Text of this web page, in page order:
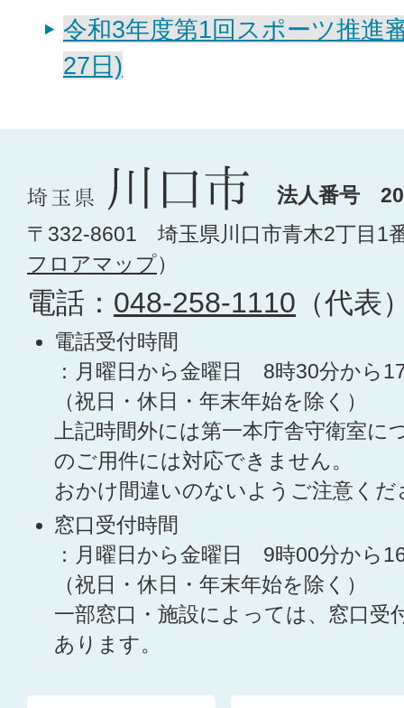
令和3年度第1回スポーツ推進
27日)
法人番号
〒332-8601 埼玉県川口市青木2丁目1
フロアマップ）
電話： 048-258-1110 （代表
電話受付時間
：月曜日から金曜日 8時30分から
（祝日・休日・年末年始を除く）
上記時間外には第一本庁舎守衛室に
のご用件には対応できません。
おかけ間違いのないようご注意くだ
窓口受付時間
：月曜日から金曜日 9時00分から
（祝日・休日・年末年始を除く）
一部窓口・施設によっては、窓口受
あります。